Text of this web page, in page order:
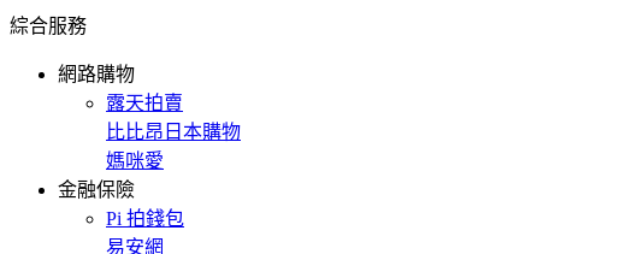
綜合服務
網路購物
露天拍賣
比比昂日本購物
媽咪愛
金融保險
Pi 拍錢包
易安網